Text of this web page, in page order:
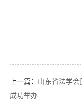
上一篇： 山东省法学
成功举办